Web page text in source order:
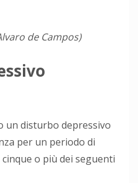
de Campos)
un disturbo depressivo
per un periodo di
o più dei seguenti